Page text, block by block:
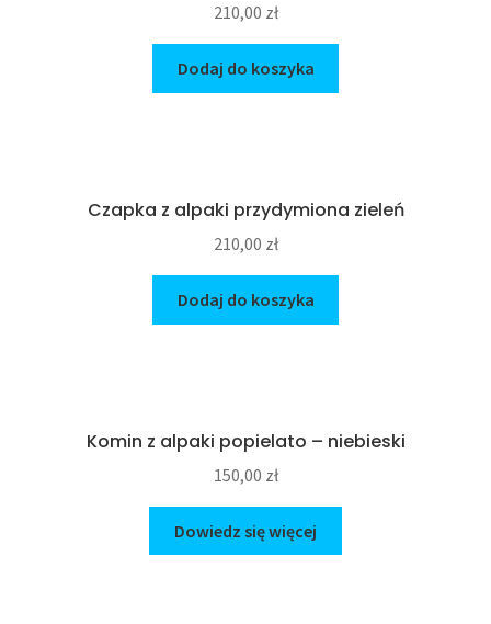
210,00 zł
Dodaj do koszyka
Czapka z alpaki przydymiona zieleń
210,00 zł
Dodaj do koszyka
Komin z alpaki popielato – niebieski
150,00 zł
Dowiedz się więcej